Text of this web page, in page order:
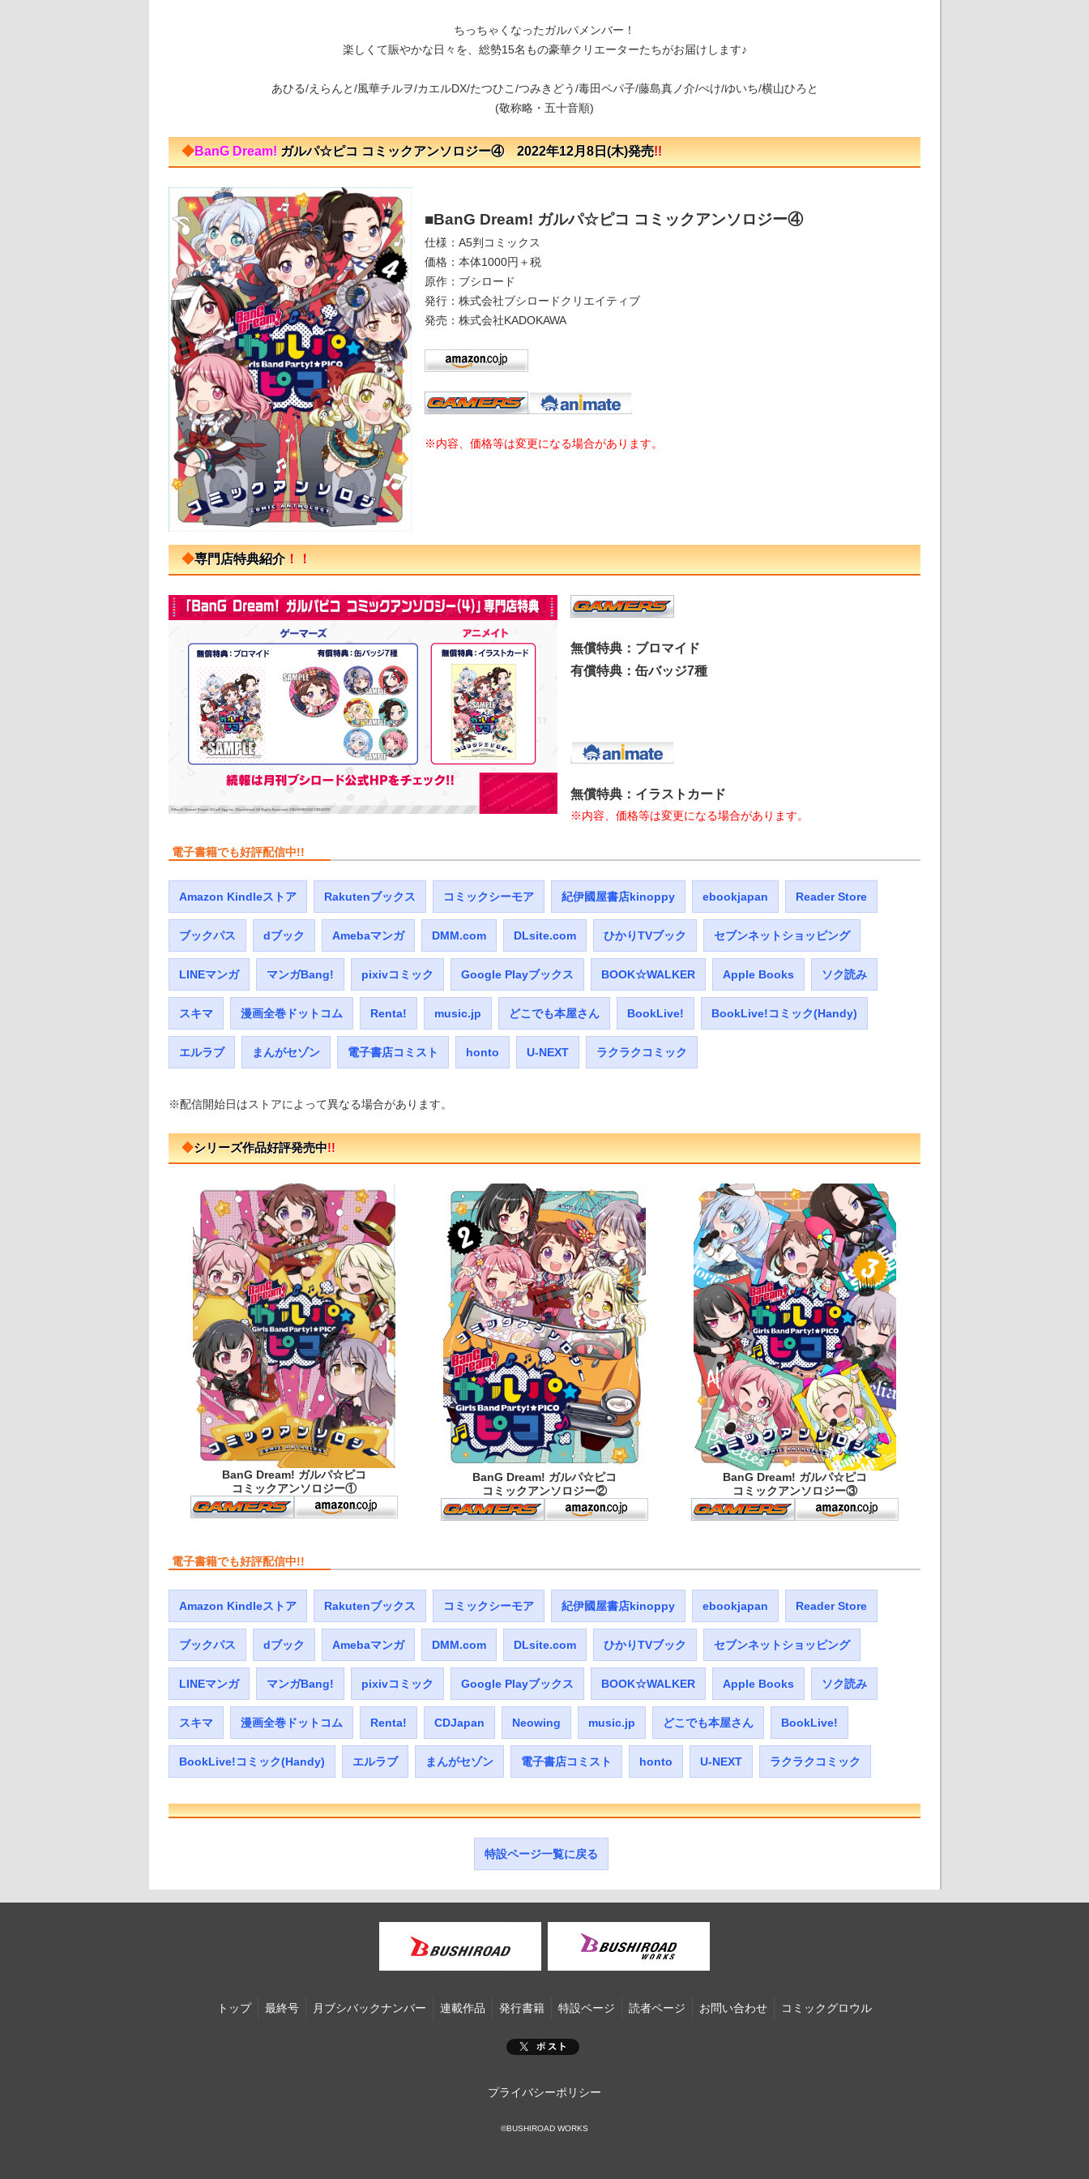
ちっちゃくなったガルパメンバー！
楽しくて賑やかな日々を、総勢15名もの豪華クリエーターたちがお届けします♪
あひる/えらんと/風華チルヲ/カエルDX/たつひこ/つみきどう/毒田ペパ子/藤島真ノ介/ぺけ/ゆいち/横山ひろと
(敬称略・五十音順)
◆BanG Dream! ガルパ☆ピコ コミックアンソロジー④ 2022年12月8日(木)発売!!
■BanG Dream! ガルパ☆ピコ コミックアンソロジー④
仕様：A5判コミックス
価格：本体1000円＋税
原作：ブシロード
発行：株式会社ブシロードクリエイティブ
発売：株式会社KADOKAWA
※内容、価格等は変更になる場合があります。
◆専門店特典紹介！！
無償特典：ブロマイド
有償特典：缶バッジ7種
無償特典：イラストカード
※内容、価格等は変更になる場合があります。
電子書籍でも好評配信中!!
Amazon Kindleストア Rakutenブックス コミックシーモア 紀伊國屋書店kinoppy ebookjapan Reader Store
ブックパス dブック Amebaマンガ DMM.com DLsite.com ひかりTVブック セブンネットショッピング
LINEマンガ マンガBang! pixivコミック Google Playブックス BOOK☆WALKER Apple Books ソク読み
スキマ 漫画全巻ドットコム Renta! music.jp どこでも本屋さん BookLive! BookLive!コミック(Handy)
エルラブ まんがセゾン 電子書店コミスト honto U-NEXT ラクラクコミック
※配信開始日はストアによって異なる場合があります。
◆シリーズ作品好評発売中!!
BanG Dream! ガルパ☆ピコ
コミックアンソロジー①
BanG Dream! ガルパ☆ピコ
コミックアンソロジー②
BanG Dream! ガルパ☆ピコ
コミックアンソロジー③
電子書籍でも好評配信中!!
Amazon Kindleストア Rakutenブックス コミックシーモア 紀伊國屋書店kinoppy ebookjapan Reader Store
ブックパス dブック Amebaマンガ DMM.com DLsite.com ひかりTVブック セブンネットショッピング
LINEマンガ マンガBang! pixivコミック Google Playブックス BOOK☆WALKER Apple Books ソク読み
スキマ 漫画全巻ドットコム Renta! CDJapan Neowing music.jp どこでも本屋さん BookLive!
BookLive!コミック(Handy) エルラブ まんがセゾン 電子書店コミスト honto U-NEXT ラクラクコミック
特設ページ一覧に戻る
トップ 最終号 月ブシバックナンバー 連載作品 発行書籍 特設ページ 読者ページ お問い合わせ コミックグロウル
プライバシーポリシー
©BUSHIROAD WORKS